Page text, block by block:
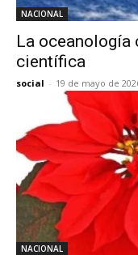
NACIONAL
La oceanología
científica
social - 19 de mayo de
NACIONAL